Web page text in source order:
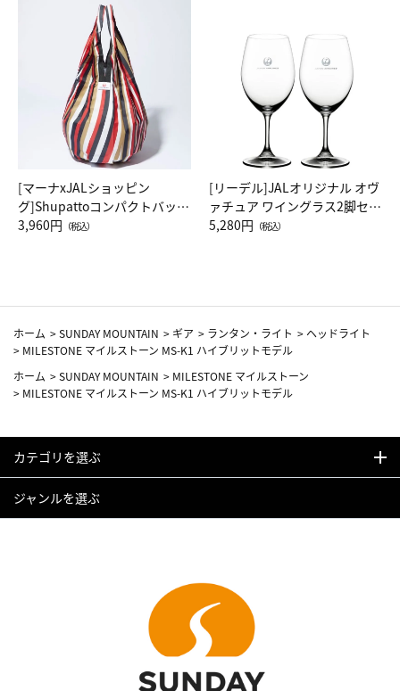
[マーナxJALショッピン
グ]Shupattoコンパクトバッグ
Drop JAL客室乗務員（LC）ス
3,960円 （税込）
[リーデル]JALオリジナル オヴ
ァチュア ワイングラス2脚セッ
ト（レッドワイン）
5,280円 （税込）
ホーム >SUNDAY MOUNTAIN > ギア > ランタン・ライト > ヘッドライト
> MILESTONE マイルストーン MS-K1 ハイブリットモデル
ホーム >SUNDAY MOUNTAIN > MILESTONE マイルストーン
> MILESTONE マイルストーン MS-K1 ハイブリットモデル
カテゴリを選ぶ
ジャンルを選ぶ